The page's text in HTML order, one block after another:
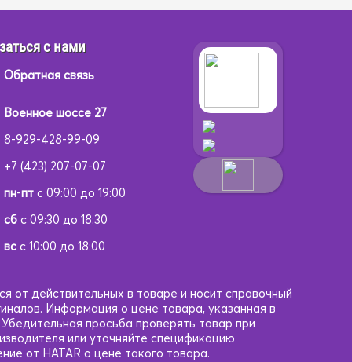
с нами
Обратная связь
Военное шоссе 27
8-929-428-99-09
+7 (423) 207-07-07
пн-птс 09:00 до 19:00
сбс 09:30 до 18:30
всс 10:00 до 18:00
от действительных в товаре и носит справочный
Информация о цене товара, указанная в
просьба проверять товар при
или уточняйте спецификацию
от HATAR о цене такого товара.